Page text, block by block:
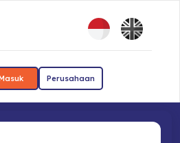
Perusahaan